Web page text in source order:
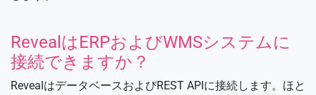
RevealはERPおよびWMSシステムに
接続できますか？
RevealはデータベースおよびREST APIに接続します。ほと